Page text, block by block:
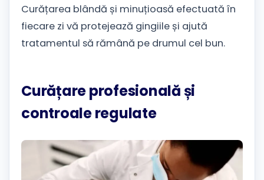
Curățarea blândă și minuțioasă efectuată în
fiecare zi vă protejează gingiile și ajută
tratamentul să rămână pe drumul cel bun.
Curățare profesională și
controale regulate